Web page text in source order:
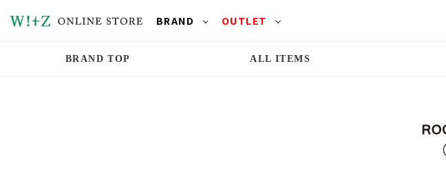
BRAND OUTLET
BRAND TOP ALL ITEMS